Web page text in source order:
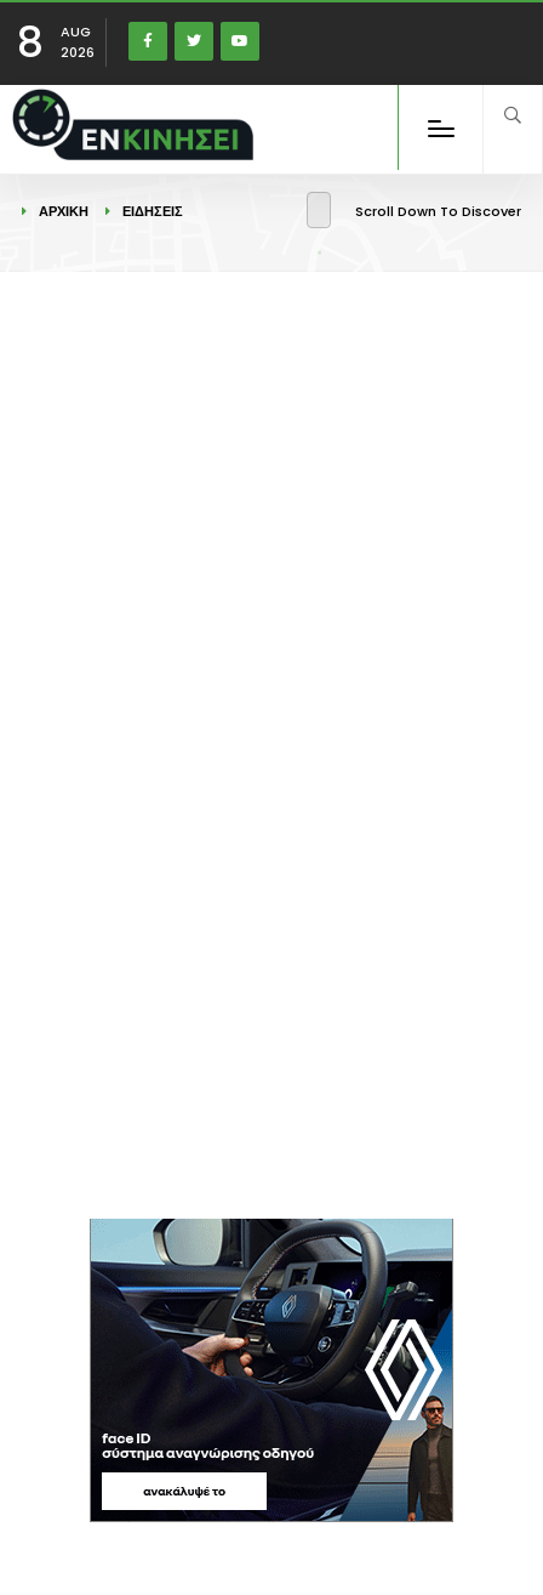
8
AUG
2026
ΑΡΧΙΚΉ ΕΙΔΉΣΕΙΣ Scroll Down To Discover